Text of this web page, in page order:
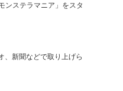
ンステラマニア」をスタ
、新聞などで取り上げら